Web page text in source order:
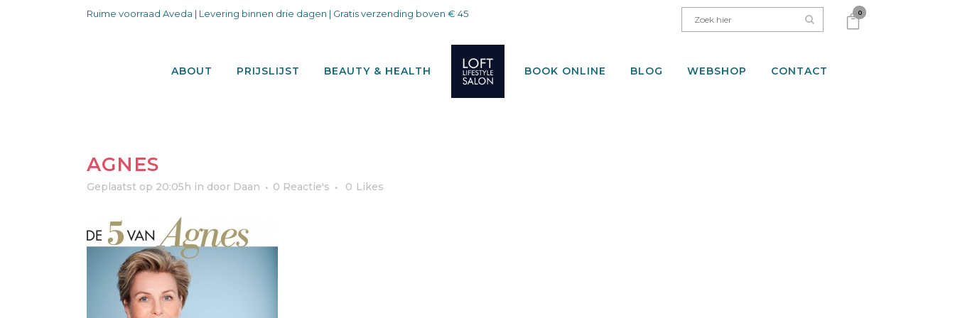
Ruime voorraad Aveda | Levering binnen drie dagen | Gratis verzending boven € 45 0
ABOUT PRIJSLIJST BEAUTY & HEALTH BOOK ONLINE BLOG WEBSHOP CONTACT
AGNES
Geplaatst op 20:05h in door Daan 0 Reactie's 0 Likes